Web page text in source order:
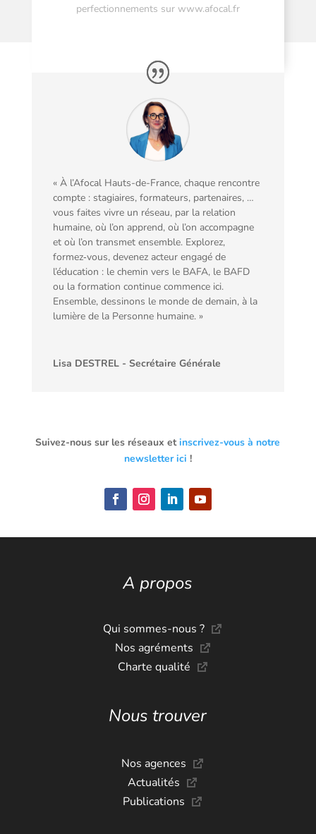
perfectionnements sur www.afocal.fr
« À l’Afocal Hauts-de-France, chaque rencontre
compte : stagiaires, formateurs, partenaires, …
vous faites vivre un réseau, par la relation
humaine, où l’on apprend, où l’on accompagne
et où l’on transmet ensemble. Explorez,
formez‑vous, devenez acteur engagé de
l’éducation : le chemin vers le BAFA, le BAFD
ou la formation continue commence ici.
Ensemble, dessinons le monde de demain, à la
lumière de la Personne humaine. »
Lisa DESTREL - Secrétaire Générale
Suivez-nous sur les réseaux etinscrivez-vous à notre
newsletter ici !
A propos
Qui sommes-nous ?
Nos agréments
Charte qualité
Nous trouver
Nos agences
Actualités
Publications